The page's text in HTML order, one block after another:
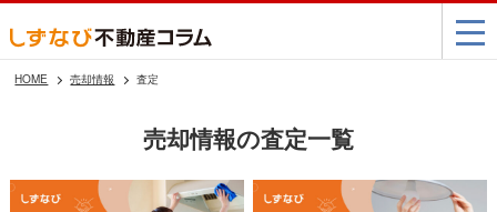
HOME 売却情報 査定
売却情報の査定一覧